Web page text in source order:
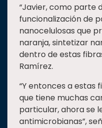
“Javier, como parte
funcionalización de
nanocelulosas que
naranja, sintetizar
dentro de estas
Ramírez.
“Y entonces a estas
que tiene muchas
particular, ahora se
antimicrobianas”,